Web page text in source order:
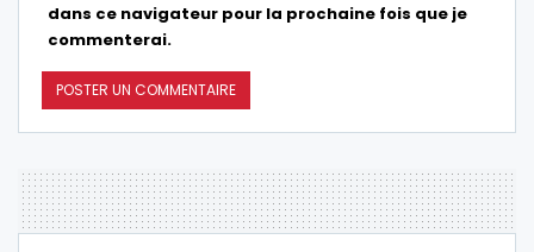
dans ce navigateur pour la prochaine fois que je
commenterai.